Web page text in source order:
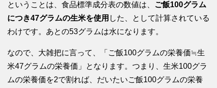
ということは、食品標準成分表の数値は、 ご飯100グラム
につき47グラムの生米を使用 した、として計算されている
わけです。あとの53グラムは水になります。
なので、大雑把に言って、「ご飯100グラムの栄養価≒生
米47グラムの栄養価」となります。つまり、生米100グラ
ムの栄養価を2で割れば、だいたいご飯100グラムの栄養